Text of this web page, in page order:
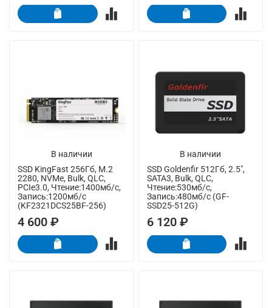
В наличии
SSD KingFast 256Гб, M.2
2280, NVMe, Bulk, QLC,
PCIe3.0, Чтение:1400мб/с,
Запись:1200мб/с
(KF2321DCS25BF-256)
4 600 ₽
В наличии
SSD Goldenfir 512Гб, 2.5",
SATA3, Bulk, QLC,
Чтение:530мб/с,
Запись:480мб/с (GF-
SSD25-512G)
6 120 ₽